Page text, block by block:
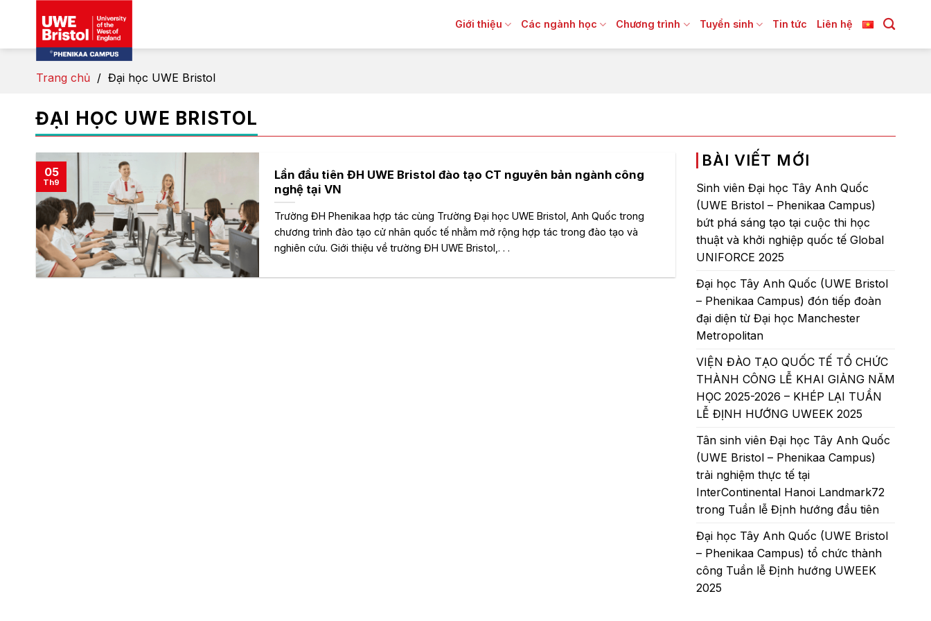
Giới thiệu Các ngành học Chương trình Tuyển sinh Tin tức Liên hệ
Trang chủ / Đại học UWE Bristol
ĐẠI HỌC UWE BRISTOL
Lần đầu tiên ĐH UWE Bristol đào tạo CT nguyên bản ngành công
nghệ tại VN
Trường ĐH Phenikaa hợp tác cùng Trường Đại học UWE Bristol, Anh Quốc trong
chương trình đào tạo cử nhân quốc tế nhằm mở rộng hợp tác trong đào tạo và
nghiên cứu. Giới thiệu về trường ĐH UWE Bristol,. . .
05
Th9
BÀI VIẾT MỚI
Sinh viên Đại học Tây Anh Quốc
(UWE Bristol – Phenikaa Campus)
bứt phá sáng tạo tại cuộc thi học
thuật và khởi nghiệp quốc tế Global
UNIFORCE 2025
Đại học Tây Anh Quốc (UWE Bristol
– Phenikaa Campus) đón tiếp đoàn
đại diện từ Đại học Manchester
Metropolitan
VIỆN ĐÀO TẠO QUỐC TẾ TỔ CHỨC
THÀNH CÔNG LỄ KHAI GIẢNG NĂM
HỌC 2025-2026 – KHÉP LẠI TUẦN
LỄ ĐỊNH HƯỚNG UWEEK 2025
Tân sinh viên Đại học Tây Anh Quốc
(UWE Bristol – Phenikaa Campus)
trải nghiệm thực tế tại
InterContinental Hanoi Landmark72
trong Tuần lễ Định hướng đầu tiên
Đại học Tây Anh Quốc (UWE Bristol
– Phenikaa Campus) tổ chức thành
công Tuần lễ Định hướng UWEEK
2025